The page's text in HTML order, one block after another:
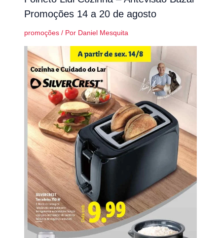
Promoções 14 a 20 de agosto
promoções/ Por Daniel Mesquita